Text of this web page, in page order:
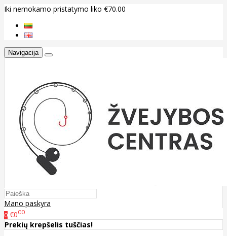
Iki nemokamo pristatymo liko €70.00
Navigacija
Mano paskyra
0 €000
Prekių krepšelis tuščias!